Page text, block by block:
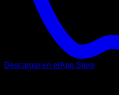
Descargar en el App Store